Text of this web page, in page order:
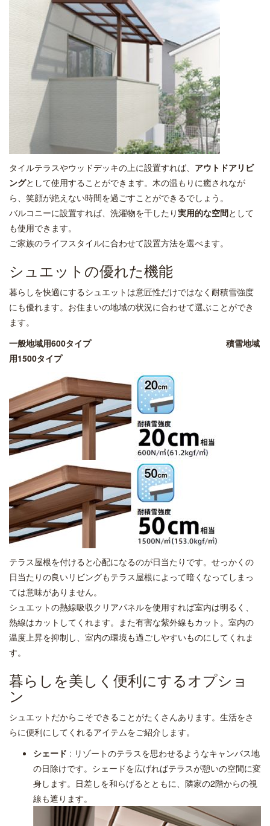
タイルテラスやウッドデッキの上に設置すれば、 アウトドアリビ
ングとして使用することができます。木の温もりに癒されなが
ら、笑顔が絶えない時間を過ごすことができるでしょう。
バルコニーに設置すれば、洗濯物を干したり実用的な空間として
も使用できます。
ご家族のライフスタイルに合わせて設置方法を選べます。
シュエットの優れた機能
暮らしを快適にするシュエットは意匠性だけではなく耐積雪強度
にも優れます。お住まいの地域の状況に合わせて選ぶことができ
ます。
一般地域用600タイプ
積雪地域
用1500タイプ
テラス屋根を付けると心配になるのが日当たりです。せっかくの
日当たりの良いリビングもテラス屋根によって暗くなってしまっ
ては意味がありません。
シュエットの熱線吸収クリアパネルを使用すれば室内は明るく、
熱線はカットしてくれます。また有害な紫外線もカット。室内の
温度上昇を抑制し、室内の環境も過ごしやすいものにしてくれま
す。
暮らしを美しく便利にするオプショ
ン
シュエットだからこそできることがたくさんあります。生活をさ
らに便利にしてくれるアイテムをご紹介します。
シェード : リゾートのテラスを思わせるようなキャンバス地
の日除けです。シェードを広げればテラスが憩いの空間に変
身します。日差しを和らげるとともに、隣家の2階からの視
線も遮ります。